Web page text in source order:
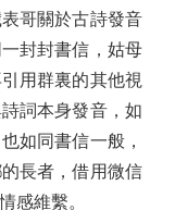
哥關於古詩發音
封封書信，姑母
用群裏的其他視
詞本身發音，如
如同書信一般，
長者，借用微信
感維繫。